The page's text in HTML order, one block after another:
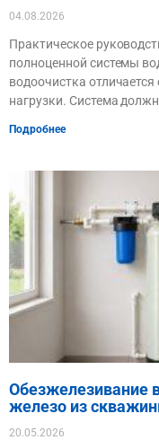
04.08.2026
Практическое
полноценной системы
водоочистка
нагрузки. Система
Подробнее
Обезжелезивание
железо из
20.05.2026